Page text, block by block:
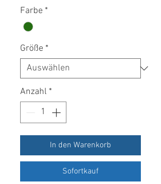
Farbe *
Größe *
Anzahl *
In den Warenkorb
Sofortkauf